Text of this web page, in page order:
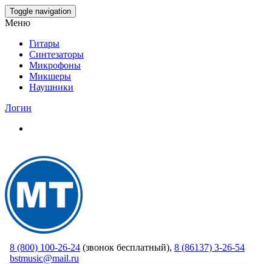
Skip
to
content
Toggle navigation
Меню
Гитары
Синтезаторы
Микрофоны
Микшеры
Наушники
Логин
8 (800) 100-26-24 (звонок бесплатный), 8 (86137) 3-26-54
bstmusic@mail.ru